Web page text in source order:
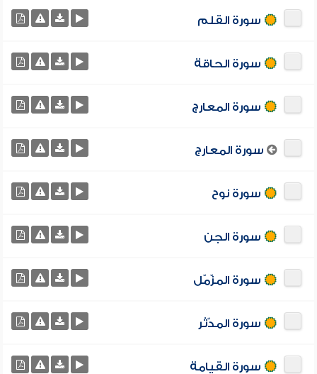
سورة القلم
سورة الحاقة
سورة المعارج
سورة المعارج
سورة نوح
سورة الجن
سورة المزّمّل
سورة المدّثر
سورة القيامة